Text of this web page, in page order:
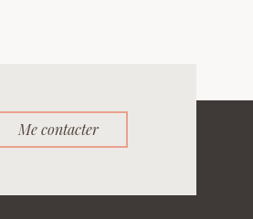
Me contacter